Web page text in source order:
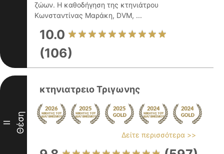
ζώων. Η καθοδήγηση της κτηνιάτρου
Κωνσταντίνας Μαράκη, DVM, ...
10.0
(106)
II Θέση
κτηνιατρειο Τριγωνης
Δείτε περισσότερα >>